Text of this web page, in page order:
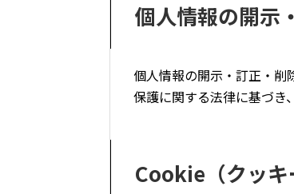
個人情報の開示
個人情報の開示・訂正・
保護に関する法律に基づき
Cookie（クッキ